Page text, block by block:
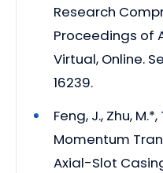
Research
Proceedings of
Virtual, Online.
16239.
Feng, J., Zhu,
Momentum
Axial-Slot